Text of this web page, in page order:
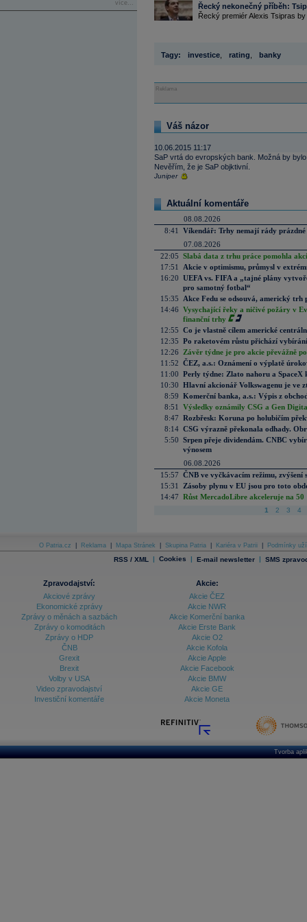
více...
Řecký nekonečný příběh:
Řecký premiér Alexis Tsipras
Tagy: investice rating banky
Reklama
Váš názor
10.06.2015 11:17
SaP vrtá do evropských bank. Možná by
Nevěřím, že je SaP objktivní.
Juniper
Aktuální komentáře
08.08.2026
8:41
Víkendář: Trhy nemají rády prázdné
07.08.2026
22:05 Slabá data z trhu práce pomohla
17:51
Akcie v optimismu, průmysl v
16:20 UEFA vs. FIFA a „tajné plány
pro samotný fotbal“
15:35
Akce Fedu se odsouvá, americký
14:46 Vysychající řeky a ničivé požáry v
finanční trhy
12:55 Co je vlastně cílem americké
12:35 Po raketovém růstu přichází
12:26
Závěr týdne je pro akcie převážně
11:52 ČEZ, a.s.: Oznámení o výplatě
11:00 Perly týdne: Zlato nahoru a SpaceX
10:30 Hlavní akcionář Volkswagenu je ve
8:59 Komerční banka, a.s.: Výpis z
8:51
Výsledky oznámily CSG a Gen
8:47 Rozbřesk: Koruna po holubičím
8:14 CSG výrazně překonala odhady.
5:50 Srpen přeje dividendám. CNBC
výnosem
06.08.2026
15:57 ČNB ve vyčkávacím režimu, zvýšení
15:31
Zásoby plynu v EU jsou pro toto
14:47 Růst MercadoLibre akceleruje na
1 2 3 4
O Patria.cz Reklama Mapa Stránek Skupina Patria Kariéra v Patrii Podmínky
RSS / XML | Cookies | E-mail newsletter | SMS
Zpravodajství:
Akciové zprávy
Ekonomické zprávy
Zprávy o měnách a sazbách
Zprávy o komoditách
Zprávy o HDP
ČNB
Grexit
Brexit
Volby v USA
Video zpravodajství
Investiční komentáře
Akcie:
Akcie ČEZ
Akcie NWR
Akcie Komerční banka
Akcie Erste Bank
Akcie O2
Akcie Kofola
Akcie Apple
Akcie Facebook
Akcie BMW
Akcie GE
Akcie Moneta
Tvorba